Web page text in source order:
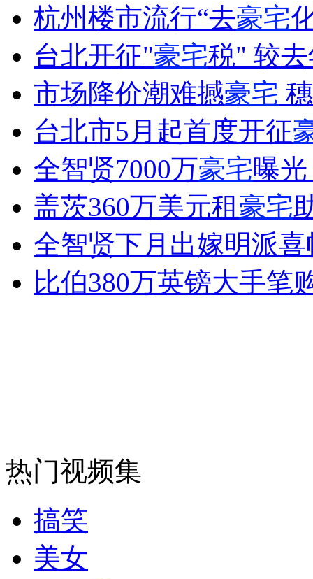
山西运城恶犬咬伤多人 警民合力深夜将其击毙
女孩北京地铁殴打老人 痛下狠手拳打脚踢
无痛分娩是否安全 医生回应
外交部：反对强权政治霸凌主义
外交部：有关国家言论片面不公正
安徽一实载49人客车翻车
司机酒驾遇交警 急速倒车逃窜
杭州楼市流行“去豪宅
台北开征"豪宅税" 较
市场降价潮难撼豪宅
台北市5月起首度开征
全智贤7000万豪宅曝
盖茨360万美元租豪宅
全智贤下月出嫁明派
比伯380万英镑大手笔
热门视频集
搞笑
美女